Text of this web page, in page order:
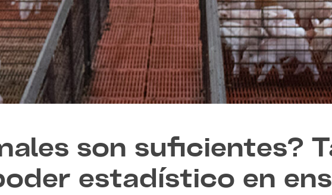
son suficientes?
estadístico en